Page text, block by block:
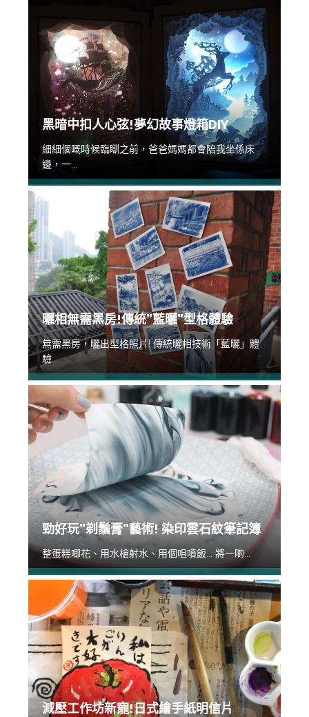
黑暗中扣人心弦!夢幻故事燈箱DIY
細細個嘅時候臨瞓之前，爸爸媽媽都會陪我坐係床
邊，一...
曬相無需黑房!傳統”藍曬”型格體驗
無需黑房，曬出型格照片! 傳統曬相技術「藍曬」體
驗...
勁好玩”剃鬚膏”藝術! 染印雲石紋筆記簿
整蛋糕唧花、用水槍射水、用個咀噴飯... 將一啲...
減壓工作坊新寵!日式繪手紙明信片